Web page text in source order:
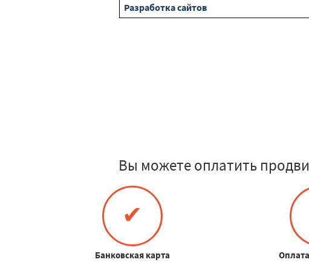
Разработка сайтов
Вы можете оплатить
✔
Банковская карта